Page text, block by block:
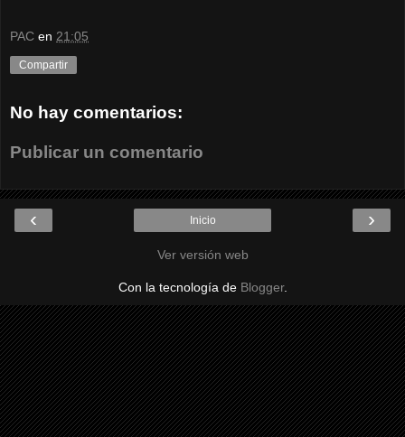
PAC en 21:05
Compartir
No hay comentarios:
Publicar un comentario
‹ ›
Inicio
Ver versión web
Con la tecnología de Blogger.